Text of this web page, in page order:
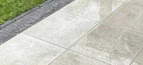
gedoe. Wij zorgen voor
en een